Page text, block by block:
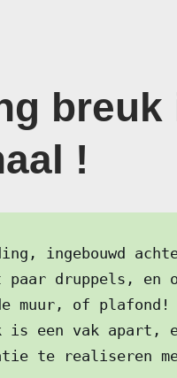
breuk
!
ingebouwd
druppels, en
muur, of
is een vak apart,
te realiseren